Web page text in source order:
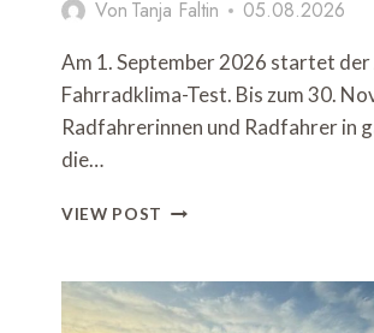
Von Tanja Faltin 05.08.2026
Am 1. September 2026 startet der
Fahrradklima-Test. Bis zum 30.
Radfahrerinnen und Radfahrer in
die…
VIEW POST ADFC
TEST
2026